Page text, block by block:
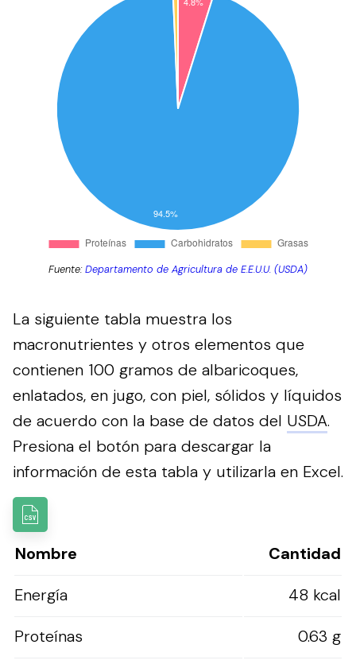
Fuente:Departamento de Agricultura de E.E.U.U. (USDA)
La siguiente tabla muestra los
macronutrientes y otros elementos que
contienen 100 gramos de albaricoques,
enlatados, en jugo, con piel, sólidos y líquidos
de acuerdo con la base de datos del USDA.
Presiona el botón para descargar la
información de esta tabla y utilizarla en Excel.
Nombre
Cantidad
Energía
48 kcal
Proteínas
0.63 g